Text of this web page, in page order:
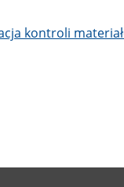
kontroli